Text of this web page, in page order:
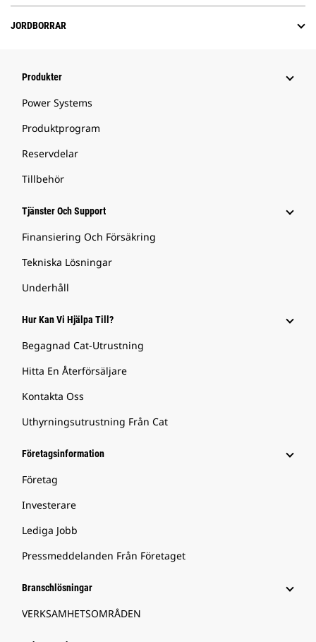
JORDBORRAR
Produkter
Power Systems
Produktprogram
Reservdelar
Tillbehör
Tjänster Och Support
Finansiering Och Försäkring
Tekniska Lösningar
Underhåll
Hur Kan Vi Hjälpa Till?
Begagnad Cat-Utrustning
Hitta En Återförsäljare
Kontakta Oss
Uthyrningsutrustning Från Cat
Företagsinformation
Företag
Investerare
Lediga Jobb
Pressmeddelanden Från Företaget
Branschlösningar
VERKSAMHETSOMRÅDEN